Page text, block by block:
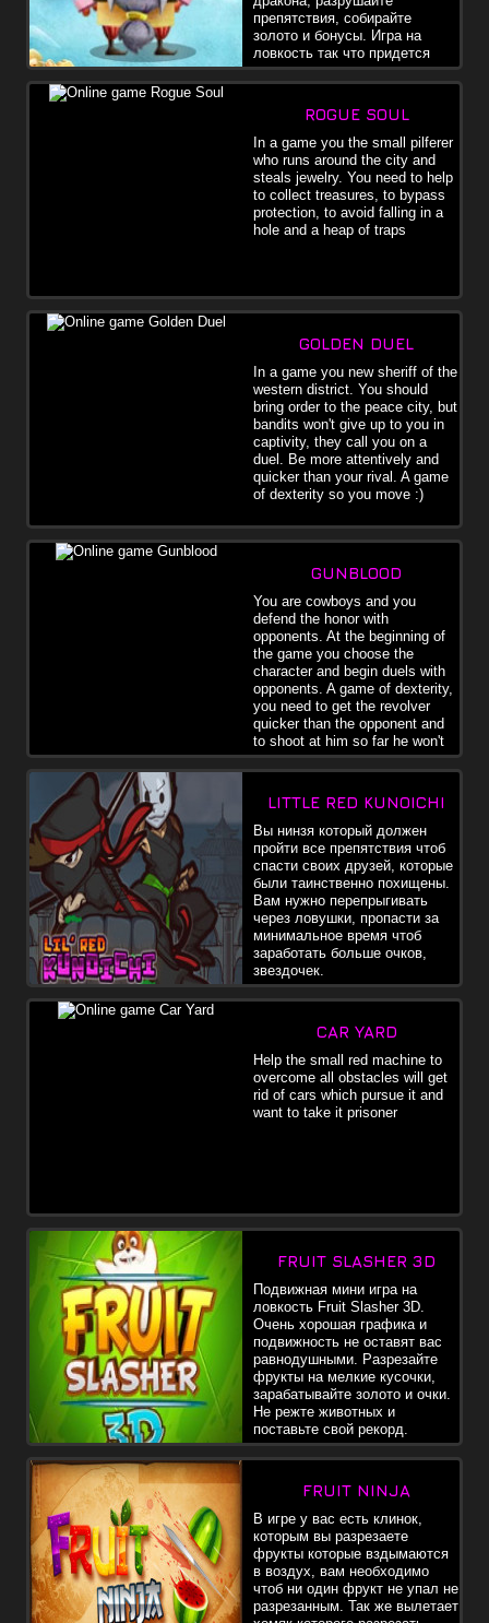
препятствия, собирайте
золото и бонусы. Игра на
ловкость так что придется
пошевелиться.
ROGUE SOUL
In a game you the small pilferer
who runs around the city and
steals jewelry. You need to help
to collect treasures, to bypass
protection, to avoid falling in a
hole and a heap of traps
GOLDEN DUEL
In a game you new sheriff of the
western district. You should
bring order to the peace city, but
bandits won't give up to you in
captivity, they call you on a
duel. Be more attentively and
quicker than your rival. A game
of dexterity so you move :)
GUNBLOOD
You are cowboys and you
defend the honor with
opponents. At the beginning of
the game you choose the
character and begin duels with
opponents. A game of dexterity,
you need to get the revolver
quicker than the opponent and
to shoot at him so far he won't
LITTLE RED KUNOICHI
Вы нинзя который должен
пройти все препятствия чтоб
спасти своих друзей, которые
были таинственно похищены.
Вам нужно перепрыгивать
через ловушки, пропасти за
минимальное время чтоб
заработать больше очков,
звездочек.
CAR YARD
Help the small red machine to
overcome all obstacles will get
rid of cars which pursue it and
want to take it prisoner
FRUIT SLASHER 3D
Подвижная мини игра на
ловкость Fruit Slasher 3D.
Очень хорошая графика и
подвижность не оставят вас
равнодушными. Разрезайте
фрукты на мелкие кусочки,
зарабатывайте золото и очки.
Не режте животных и
поставьте свой рекорд.
FRUIT NINJA
В игре у вас есть клинок,
которым вы разрезаете
фрукты которые вздымаются
в воздух, вам необходимо
чтоб ни один фрукт не упал не
разрезанным. Так же вылетает